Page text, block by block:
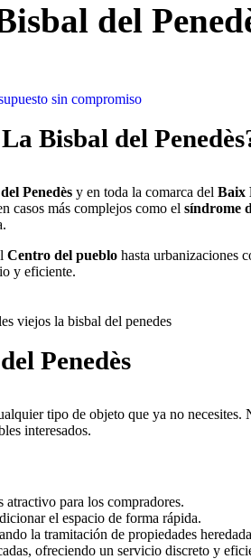
del
sin compromiso
Bisbal del
Penedès y en toda la comarca del Baix
casos más complejos como el síndrome
Centro del pueblo hasta urbanizaciones
y eficiente.
Penedès
tipo de objeto que ya no necesites.
interesados.
para los compradores.
el espacio de forma rápida.
la tramitación de propiedades
ofreciendo un servicio discreto y